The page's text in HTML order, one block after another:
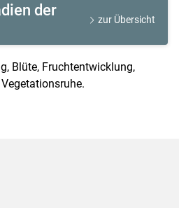
der
zur Übersicht
Blüte, Fruchtentwicklung,